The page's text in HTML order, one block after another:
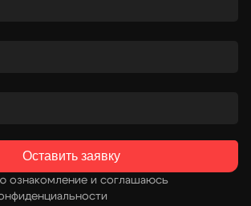
Оставить заявку
ознакомление и соглашаюсь